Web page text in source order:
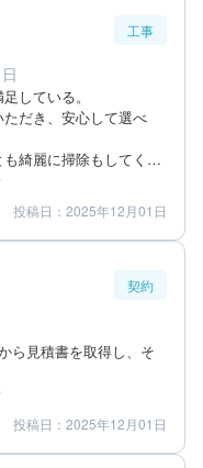
工事
している。
だき、安心して選べ
綺麗に掃除もしてく
。
仕上がり 5
投稿日：2025年12月01日
契約
ら見積書を取得し、そ
金額感 5
投稿日：2025年12月01日